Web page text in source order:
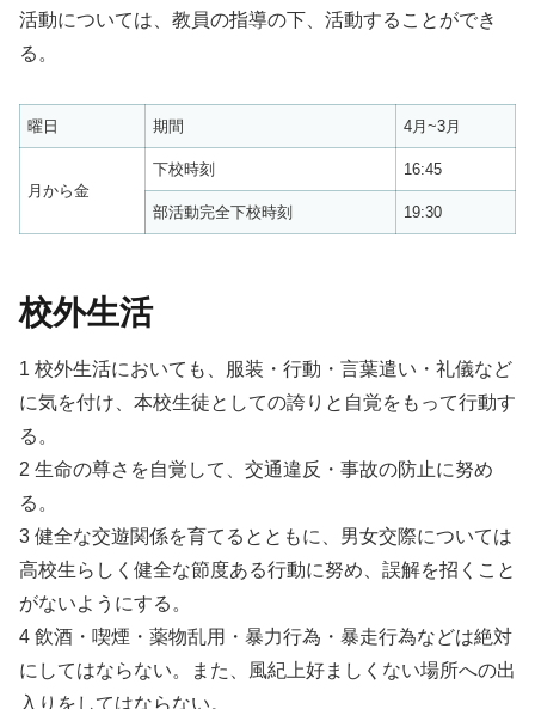
活動については、教員の指導の下、活動することができ
る。
曜日 期間 4月~3月
月から金
下校時刻 16:45
部活動完全下校時刻 19:30
校外生活
1 校外生活においても、服装・行動・言葉遣い・礼儀など
に気を付け、本校生徒としての誇りと自覚をもって行動す
る。
2 生命の尊さを自覚して、交通違反・事故の防止に努め
る。
3 健全な交遊関係を育てるとともに、男女交際については
高校生らしく健全な節度ある行動に努め、誤解を招くこと
がないようにする。
4 飲酒・喫煙・薬物乱用・暴力行為・暴走行為などは絶対
にしてはならない。また、風紀上好ましくない場所への出
入りをしてはならない。